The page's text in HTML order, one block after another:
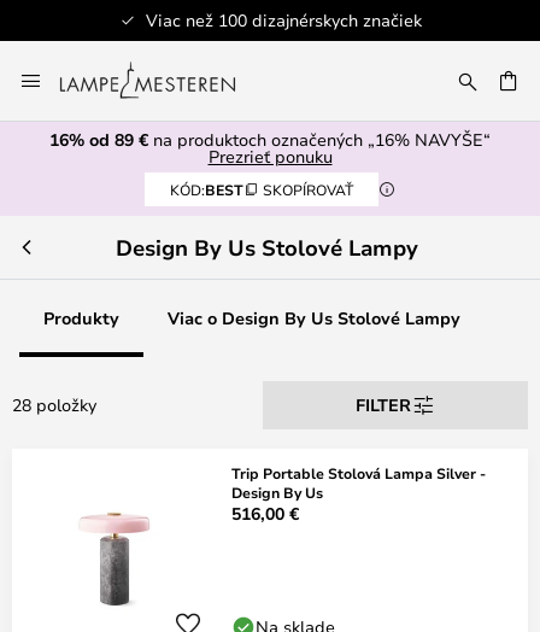
Viac než 100 dizajnérskych značiek
to
Content
16% od 89 € na produktoch označených „16% NAVYŠE“
Prezrieť ponuku
KÓD:BEST SKOPÍROVAŤ
Design By Us Stolové Lampy
Produkty Viac o Design By Us Stolové Lampy
28 položky FILTER
Trip Portable Stolová Lampa Silver -
Design By Us
516,00 €
Na sklade